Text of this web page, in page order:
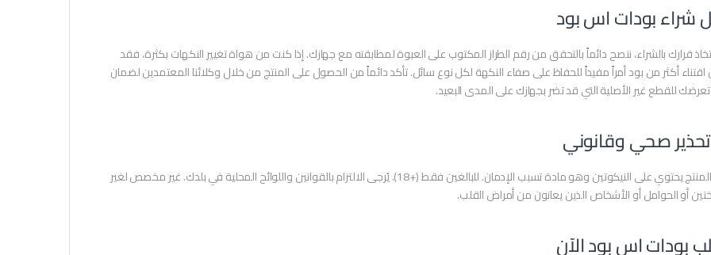
شراء بودات اس بود
قرارك بالشراء، ننصح دائماً بالتحقق من رقم الطراز المكتوب على العبوة لمطابقته مع جهازك. إذا كنت من هواة تغيير النكهات بكثرة، فقد
أكثر من بود أمراً مفيداً للحفاظ على صفاء النكهة لكل نوع سائل. تأكد دائماً من الحصول على المنتج من خلال وكلائنا المعتمدين لضمان
للقطع غير الأصلية التي قد تضر بجهازك على المدى البعيد.
صحي وقانوني
هذا المنتج يحتوي على النيكوتين وهو مادة تسبب الإدمان. للبالغين فقط (+18). يُرجى الالتزام بالقوانين واللوائح المحلية في بلدك. غير مخصص لغير
أو الحوامل أو الأشخاص الذين يعانون من أمراض القلب.
بودات اس بود الآن